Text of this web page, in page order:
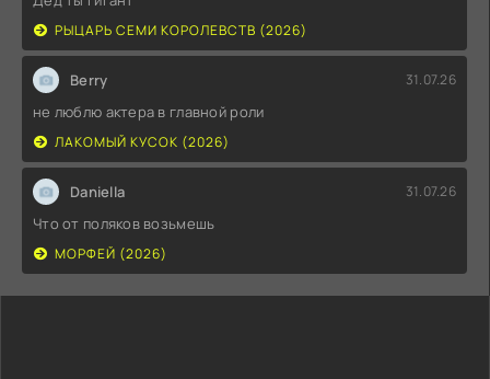
РЫЦАРЬ СЕМИ КОРОЛЕВСТВ (2026)
Berry 31.07.26
не люблю актера в главной роли
ЛАКОМЫЙ КУСОК (2026)
Daniella 31.07.26
Что от поляков возьмешь
МОРФЕЙ (2026)